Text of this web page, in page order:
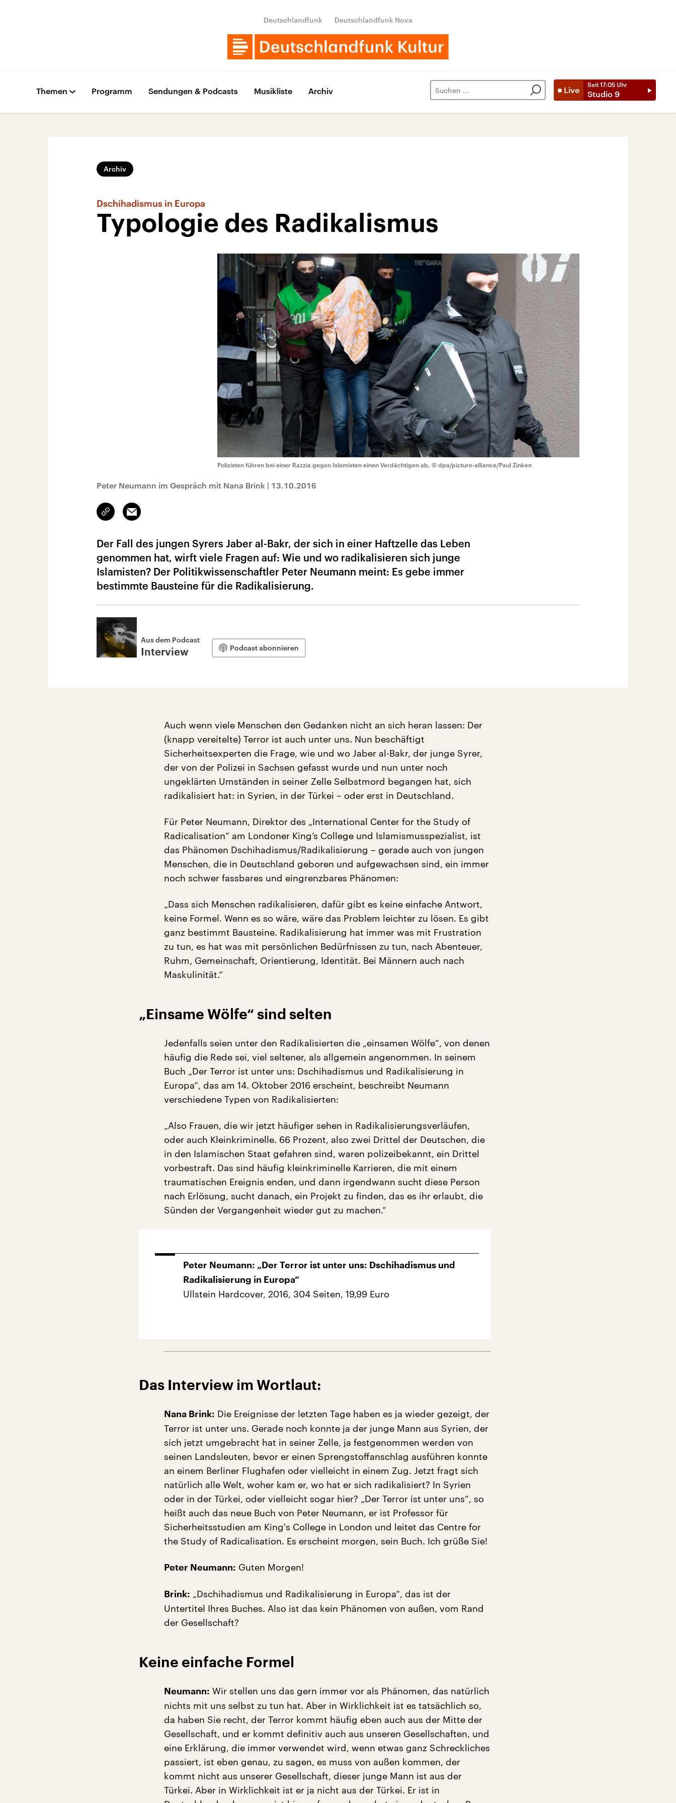
Deutschlandfunk Deutschlandfunk Nova
Live
Seit 17:05 Uhr
Studio 9
Themen Programm Sendungen & Podcasts Musikliste Archiv
Archiv
Dschihadismus in Europa
Typologie des Radikalismus
Polizisten führen bei einer Razzia gegen Islamisten einen Verdächtigen ab, © dpa/picture-alliance/Paul Zinken
Peter Neumann im Gespräch mit Nana Brink | 13.10.2016
Link
kopieren/teilen
Email
Der Fall des jungen Syrers Jaber al-Bakr, der sich in einer Haftzelle das Leben
genommen hat, wirft viele Fragen auf: Wie und wo radikalisieren sich junge
Islamisten? Der Politikwissenschaftler Peter Neumann meint: Es gebe immer
bestimmte Bausteine für die Radikalisierung.
Aus dem Podcast
Interview Podcast abonnieren
Auch wenn viele Menschen den Gedanken nicht an sich heran lassen: Der
(knapp vereitelte) Terror ist auch unter uns. Nun beschäftigt
Sicherheitsexperten die Frage, wie und wo Jaber al-Bakr, der junge Syrer,
der von der Polizei in Sachsen gefasst wurde und nun unter noch
ungeklärten Umständen in seiner Zelle Selbstmord begangen hat, sich
radikalisiert hat: in Syrien, in der Türkei – oder erst in Deutschland.
Für Peter Neumann, Direktor des „International Center for the Study of
Radicalisation“ am Londoner King’s College und Islamismusspezialist, ist
das Phänomen Dschihadismus/Radikalisierung – gerade auch von jungen
Menschen, die in Deutschland geboren und aufgewachsen sind, ein immer
noch schwer fassbares und eingrenzbares Phänomen:
„Dass sich Menschen radikalisieren, dafür gibt es keine einfache Antwort,
keine Formel. Wenn es so wäre, wäre das Problem leichter zu lösen. Es gibt
ganz bestimmt Bausteine. Radikalisierung hat immer was mit Frustration
zu tun, es hat was mit persönlichen Bedürfnissen zu tun, nach Abenteuer,
Ruhm, Gemeinschaft, Orientierung, Identität. Bei Männern auch nach
Maskulinität.“
„Einsame Wölfe“ sind selten
Jedenfalls seien unter den Radikalisierten die „einsamen Wölfe“, von denen
häufig die Rede sei, viel seltener, als allgemein angenommen. In seinem
Buch „Der Terror ist unter uns: Dschihadismus und Radikalisierung in
Europa“, das am 14. Oktober 2016 erscheint, beschreibt Neumann
verschiedene Typen von Radikalisierten:
„Also Frauen, die wir jetzt häufiger sehen in Radikalisierungsverläufen,
oder auch Kleinkriminelle. 66 Prozent, also zwei Drittel der Deutschen, die
in den Islamischen Staat gefahren sind, waren polizeibekannt, ein Drittel
vorbestraft. Das sind häufig kleinkriminelle Karrieren, die mit einem
traumatischen Ereignis enden, und dann irgendwann sucht diese Person
nach Erlösung, sucht danach, ein Projekt zu finden, das es ihr erlaubt, die
Sünden der Vergangenheit wieder gut zu machen.“
Peter Neumann: „Der Terror ist unter uns: Dschihadismus und
Radikalisierung in Europa“
Ullstein Hardcover, 2016, 304 Seiten, 19,99 Euro
Das Interview im Wortlaut:
Nana Brink: Die Ereignisse der letzten Tage haben es ja wieder gezeigt, der
Terror ist unter uns. Gerade noch konnte ja der junge Mann aus Syrien, der
sich jetzt umgebracht hat in seiner Zelle, ja festgenommen werden von
seinen Landsleuten, bevor er einen Sprengstoffanschlag ausführen konnte
an einem Berliner Flughafen oder vielleicht in einem Zug. Jetzt fragt sich
natürlich alle Welt, woher kam er, wo hat er sich radikalisiert? In Syrien
oder in der Türkei, oder vielleicht sogar hier? „Der Terror ist unter uns“, so
heißt auch das neue Buch von Peter Neumann, er ist Professor für
Sicherheitsstudien am King's College in London und leitet das Centre for
the Study of Radicalisation. Es erscheint morgen, sein Buch. Ich grüße Sie!
Peter Neumann: Guten Morgen!
Brink: „Dschihadismus und Radikalisierung in Europa“, das ist der
Untertitel Ihres Buches. Also ist das kein Phänomen von außen, vom Rand
der Gesellschaft?
Keine einfache Formel
Neumann: Wir stellen uns das gern immer vor als Phänomen, das natürlich
nichts mit uns selbst zu tun hat. Aber in Wirklichkeit ist es tatsächlich so,
da haben Sie recht, der Terror kommt häufig eben auch aus der Mitte der
Gesellschaft, und er kommt definitiv auch aus unseren Gesellschaften, und
eine Erklärung, die immer verwendet wird, wenn etwas ganz Schreckliches
passiert, ist eben genau, zu sagen, es muss von außen kommen, der
kommt nicht aus unserer Gesellschaft, dieser junge Mann ist aus der
Türkei. Aber in Wirklichkeit ist er ja nicht aus der Türkei. Er ist in